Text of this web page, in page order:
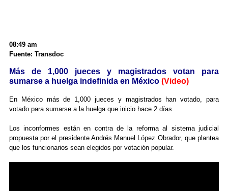
08:49 am
Fuente: Transdoc
Más de 1,000 jueces y magistrados votan para
sumarse a huelga indefinida en México (Video)
En México más de 1,000 jueces y magistrados han votado, para
votado para sumarse a la huelga que inicio hace 2 días.
Los inconformes están en contra de la reforma al sistema judicial
propuesta por el presidente Andrés Manuel López Obrador, que plantea
que los funcionarios sean elegidos por votación popular.